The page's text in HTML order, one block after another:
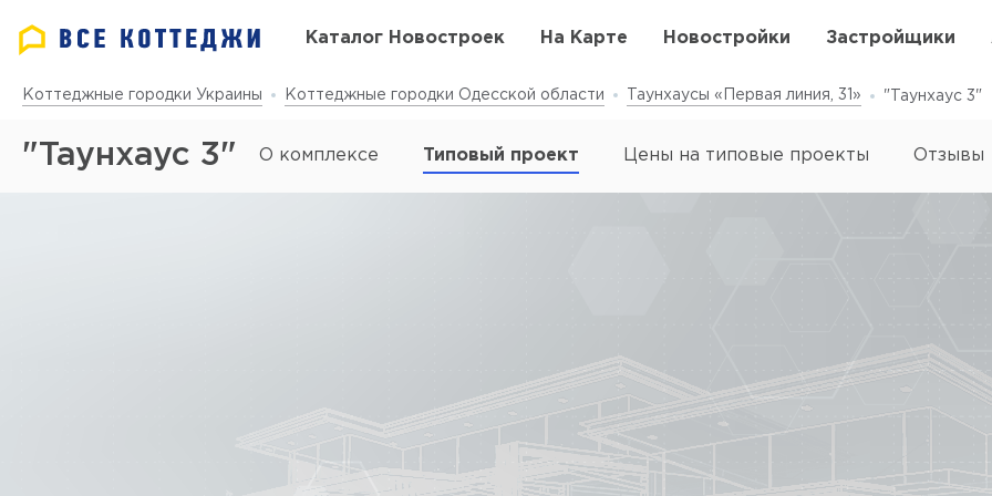
Каталог Новостроек На Карте Новостройки Застройщики
Коттеджные городки Украины Коттеджные городки Одесской области Таунхаусы «Первая линия, 31» "Таунхаус 3"
"Таунхаус 3" О комплексе Типовый проект Цены на типовые проекты Отзывы